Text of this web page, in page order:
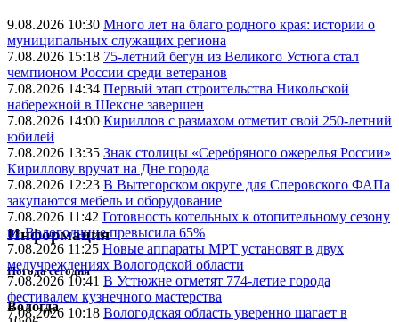
9.08.2026 10:30 Много лет на благо родного края: истории о
муниципальных служащих региона
7.08.2026 15:18 75-летний бегун из Великого Устюга стал
чемпионом России среди ветеранов
7.08.2026 14:34 Первый этап строительства Никольской
набережной в Шексне завершен
7.08.2026 14:00 Кириллов с размахом отметит свой 250-летний
юбилей
7.08.2026 13:35 Знак столицы «Серебряного ожерелья России»
Кириллову вручат на Дне города
7.08.2026 12:23 В Вытегорском округе для Сперовского ФАПа
закупаются мебель и оборудование
7.08.2026 11:42 Готовность котельных к отопительному сезону
на Вологодчине превысила 65%
7.08.2026 11:25 Новые аппараты МРТ установят в двух
медучреждениях Вологодской области
7.08.2026 10:41 В Устюжне отметят 774-летие города
фестивалем кузнечного мастерства
7.08.2026 10:18 Вологодская область уверенно шагает в
Информация
Погода сегодня
Вологда